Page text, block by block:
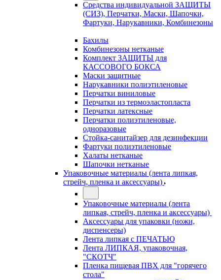
Средства индивидуальной ЗАЩИТЫ
(СИЗ), Перчатки, Маски, Шапочки,
Фартуки, Нарукавники, Комбинезоны
Бахилы
Комбинезоны нетканые
Комплект ЗАЩИТЫ для
КАССОВОГО БОКСА
Маски защитные
Нарукавники полиэтиленовые
Перчатки виниловые
Перчатки из термоэластопласта
Перчатки латексные
Перчатки полиэтиленовые,
одноразовые
Стойка-санитайзер для дезинфекции
Фартуки полиэтиленовые
Халаты нетканые
Шапочки нетканые
Упаковочные материалы (лента липкая,
стрейч, пленка и аксессуары)
Упаковочные материалы (лента
липкая, стрейч, пленка и аксессуары)
Аксессуары для упаковки (ножи,
диспенсеры)
Лента липкая с ПЕЧАТЬЮ
Лента ЛИПКАЯ, упаковочная,
"СКОТЧ"
Пленка пищевая ПВХ для "горячего
стола"